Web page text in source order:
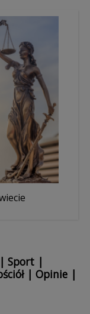
| Sport |
| Opinie |